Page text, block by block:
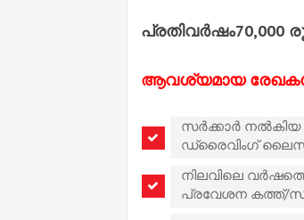
ആവശ്യമായ
സർക്കാർ നൽകിയ
ഡ്രൈവിംഗ്
നിലവിലെ
പ്രവേശന കത്ത്/